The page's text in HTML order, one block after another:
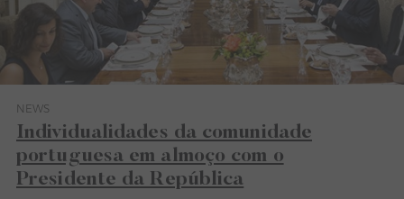
Category News
NEWS
Individualidades da comunidade
portuguesa em almoço com o
Presidente da República